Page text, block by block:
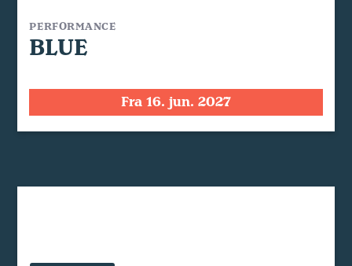
PERFORMANCE
BLUE
Fra 16. jun. 2027